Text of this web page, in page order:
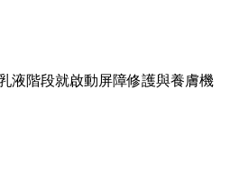
液階段就啟動屏障修護與養膚機